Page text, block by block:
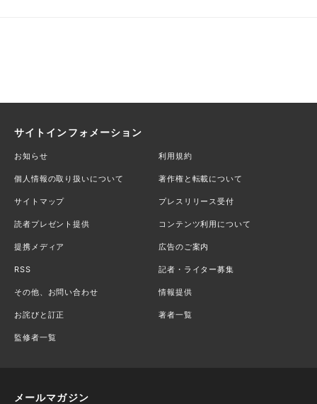
サイトインフォメーション
お知らせ 利用規約
個人情報の取り扱いについて 著作権と転載について
サイトマップ プレスリリース受付
読者プレゼント提供 コンテンツ利用について
提携メディア 広告のご案内
RSS 記者・ライター募集
その他、お問い合わせ 情報提供
お詫びと訂正 著者一覧
監修者一覧
メールマガジン